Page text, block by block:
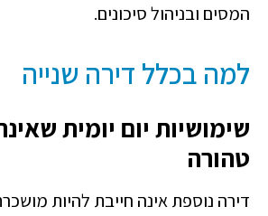
המסים ובניהול סיכונים.
למה בכלל דירה שנייה
שימושיות יום יומית
טהורה
דירה נוספת אינה חייבת להיות